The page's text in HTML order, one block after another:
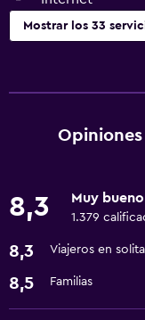
Mostrar los 33
Salas de conferencia
Recepción 24 horas
Piscina y spa
Sauna
8,3 Muy bueno
1.379
8,3 Viajeros en
8,5 Familias